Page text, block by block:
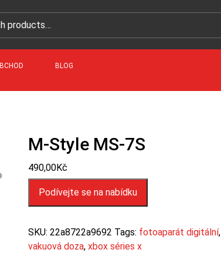
BLOG
M-Style MS-7S
490,00Kč
Podívejte se na nabídku
SKU: 22a8722a9692 Tags: fotoaparát digitální,
vakuová doza, xbox séries x